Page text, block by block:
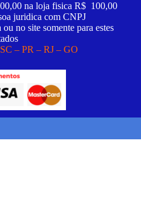
na loja fisica R$ 100,00
juridica com CNPJ
no site somente para estes
– PR – RJ – GO